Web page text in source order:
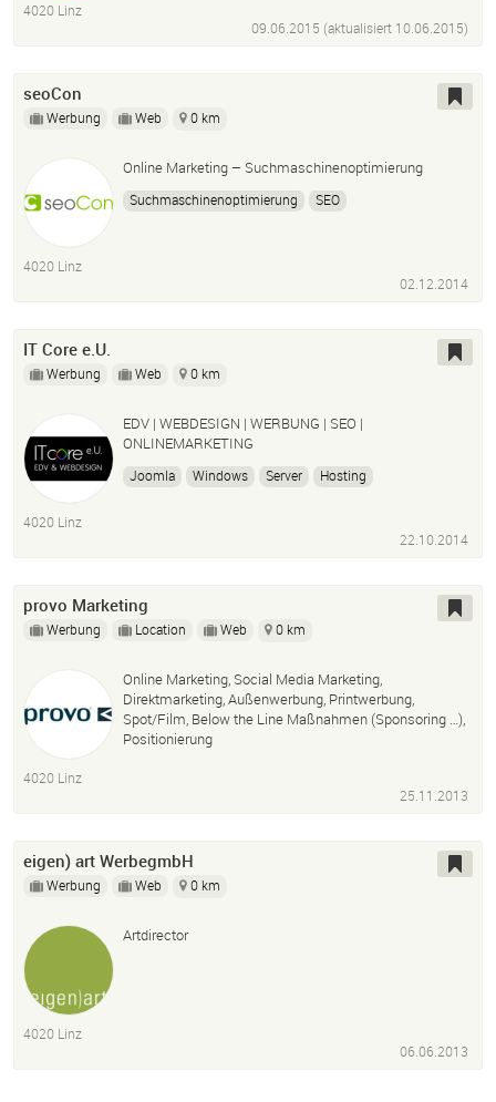
4020 Linz
09.06.2015 (aktualisiert 10.06.2015)
seoCon
Werbung Web 0 km
Online Marketing – Suchmaschinenoptimierung
Suchmaschinenoptimierung
SEO
4020 Linz
02.12.2014
IT Core e.U.
Werbung Web 0 km
EDV | WEBDESIGN | WERBUNG | SEO |
ONLINEMARKETING
Joomla Windows Server Hosting
4020 Linz
22.10.2014
provo Marketing
Werbung Location Web 0 km
Online Marketing, Social Media Marketing,
Direktmarketing, Außenwerbung, Printwerbung,
Spot/Film, Below the Line Maßnahmen (Sponsoring …),
Positionierung
4020 Linz
25.11.2013
eigen) art WerbegmbH
Werbung Web 0 km
Artdirector
4020 Linz
06.06.2013